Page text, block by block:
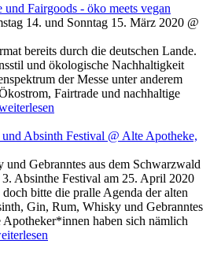
Fairgoods - öko meets vegan
14. und Sonntag 15. März 2020 @
bereits durch die deutschen Lande.
und ökologische Nachhaltigkeit
der Messe unter anderem
Fairtrade und nachhaltige
Absinth Festival @ Alte Apotheke,
Gebranntes aus dem Schwarzwald
Absinthe Festival am 25. April 2020
bitte die pralle Agenda der alten
Gin, Rum, Whisky und Gebranntes
haben sich nämlich